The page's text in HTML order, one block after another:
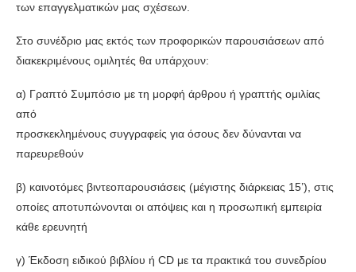
των επαγγελματικών μας σχέσεων.
Στο συνέδριο μας εκτός των προφορικών παρουσιάσεων από
διακεκριμένους ομιλητές θα υπάρχουν:
α) Γραπτό Συμπόσιο με τη μορφή άρθρου ή γραπτής ομιλίας
από
προσκεκλημένους συγγραφείς για όσους δεν δύνανται να
παρευρεθούν
β) καινοτόμες βιντεοπαρουσιάσεις (μέγιστης διάρκειας 15’), στις
οποίες αποτυπώνονται οι απόψεις και η προσωπική εμπειρία
κάθε ερευνητή
γ) Έκδοση ειδικού βιβλίου ή CD με τα πρακτικά του συνεδρίου